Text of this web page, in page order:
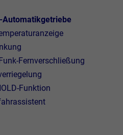
Automatikgetriebe
Fernverschließung
Funktion